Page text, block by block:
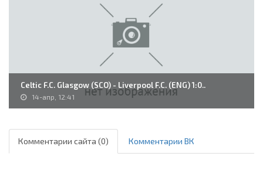
Celtic F.C. Glasgow (SCO) - Liverpool F.C. (ENG) 1:0..
14-апр, 12:41
Комментарии сайта (0) Комментарии ВК